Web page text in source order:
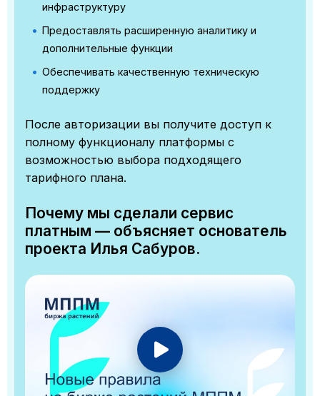
инфраструктуру
Предоставлять расширенную аналитику и
дополнительные функции
Обеспечивать качественную техническую
поддержку
После авторизации вы получите доступ к
полному функционалу платформы с
возможностью выбора подходящего
тарифного плана.
Почему мы сделали сервис
платным — объясняет основатель
проекта Илья Сабуров.